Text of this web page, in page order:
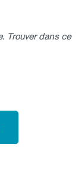
Trouver dans ce